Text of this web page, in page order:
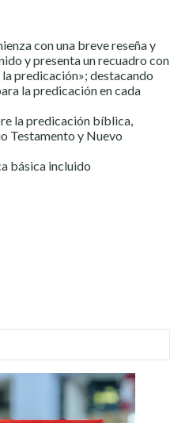
con una breve reseña y
y presenta un recuadro con
predicación»; destacando
la predicación en cada
la predicación bíblica,
Testamento y Nuevo
básica incluido